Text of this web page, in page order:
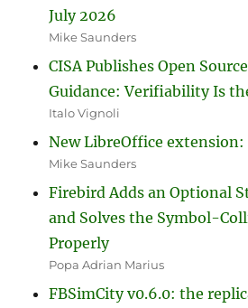
July 2026
Mike Saunders
CISA Publishes Open
Guidance: Verifiability Is
Italo Vignoli
New LibreOffice extension:
Mike Saunders
Firebird Adds an Optional
and Solves the Symbol-
Properly
Popa Adrian Marius
FBSimCity v0.6.0: the